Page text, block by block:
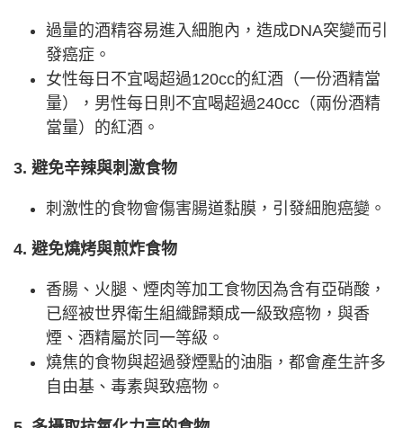
過量的酒精容易進入細胞內，造成DNA突變而引
發癌症。
女性每日不宜喝超過120cc的紅酒（一份酒精當
量），男性每日則不宜喝超過240cc（兩份酒精
當量）的紅酒。
3. 避免辛辣與刺激食物
刺激性的食物會傷害腸道黏膜，引發細胞癌變。
4. 避免燒烤與煎炸食物
香腸、火腿、煙肉等加工食物因為含有亞硝酸，
已經被世界衛生組織歸類成一級致癌物，與香
煙、酒精屬於同一等級。
燒焦的食物與超過發煙點的油脂，都會產生許多
自由基、毒素與致癌物。